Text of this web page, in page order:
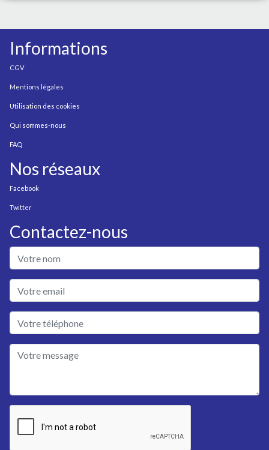
Informations
CGV
Mentions légales
Utilisation des cookies
Qui sommes-nous
FAQ
Nos réseaux
Facebook
Twitter
Contactez-nous